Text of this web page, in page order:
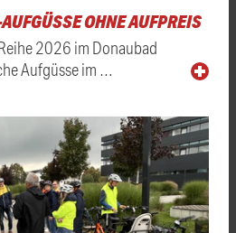
OHNE AUFPREIS
2026 im Donaubad
Aufgüsse im …